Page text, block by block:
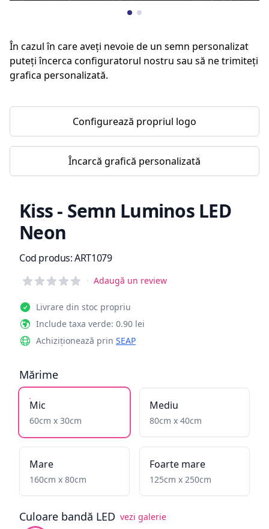
În cazul în care aveți nevoie de un semn personalizat
puteți încerca configuratorul nostru sau să ne trimiteți
grafica personalizată.
Configurează propriul logo
Încarcă grafică personalizată
Kiss - Semn Luminos LED
Neon
Informații de produs
Cod produs:ART1079
Reviews
· Adaugă un review
Livrare din stoc propriu
Include taxa verde: 0.90 lei
Achiziționează prin SEAP
Mărime
Mic
60cm x 30cm
Mediu
80cm x 40cm
Mare
160cm x 80cm
Foarte mare
125cm x 250cm
Culoare bandă LED vezi galerie